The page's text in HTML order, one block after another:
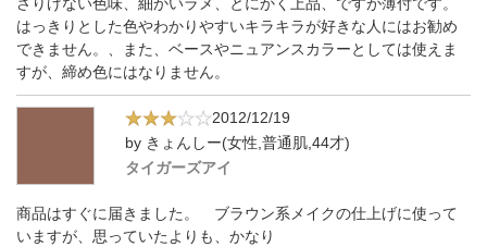
はっきりとした色やわかりやすいキラキラが好きな人にはお勧め
できません。、また、ベースやニュアンスカラーとしては使えま
すが、締め色にはなりません。
2012/12/19
by きょんしー(女性,普通肌,44才)
タイガーズアイ
商品はすぐに届きました。 ブラウン系メイクの仕上げに使って
いますが、思っていたよりも、かなり